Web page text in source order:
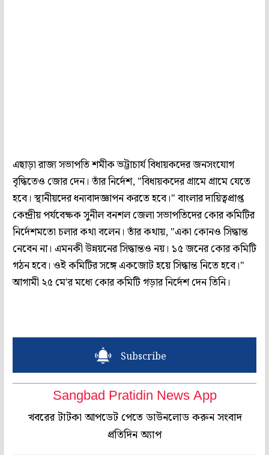
এছাড়া রাজ্য সভাপতি শমীক ভট্টাচার্য বিধায়কদের জনসংযোগ
বৃদ্ধিতেও জোর দেন। তাঁর নির্দেশ, "বিধায়কদের গ্রামে গ্রামে যেতে
হবে। স্থানীয়দের ধন্যবাদজ্ঞাপন করতে হবে।" বাংলার দায়িত্বপ্রাপ্ত
কেন্দ্রীয় পর্যবেক্ষক সুনীল বনশল জেলা সভাপতিদের কোর কমিটির
নির্দেশমতো চলার কথা বলেন। তাঁর কথায়, "একা কোনও সিদ্ধান্ত
নেবেন না। এমনকী উন্নয়নের সিদ্ধান্তও নয়। ১৫ জনের কোর কমিটি
গঠন হবে। ওই কমিটির সঙ্গে একজোট হয়ে সিদ্ধান্ত নিতে হবে।"
আগামী ২৫ মে'র মধ্যে কোর কমিটি গড়ার নির্দেশ দেন তিনি।
Subscribe
Sangbad Pratidin News App
খবরের টাটকা আপডেট পেতে ডাউনলোড করুন সংবাদ
প্রতিদিন অ্যাপ